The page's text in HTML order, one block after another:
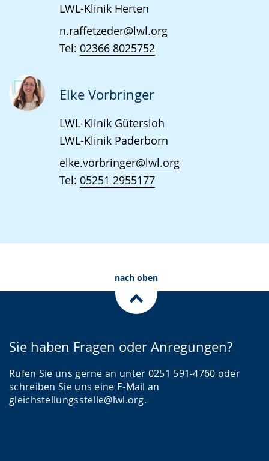
LWL-Klinik Herten
n.raffetzeder@lwl.org
Tel: 02366 8025752
Elke Vorbringer
LWL-Klinik Gütersloh
LWL-Klinik Paderborn
elke.vorbringer@lwl.org
Tel: 05251 2955177
nach oben
Sie haben Fragen oder Anregungen?
Rufen Sie uns gerne an unter 0251 591-4760 oder
schreiben Sie uns eine E-Mail an
gleichstellungsstelle@lwl.org.